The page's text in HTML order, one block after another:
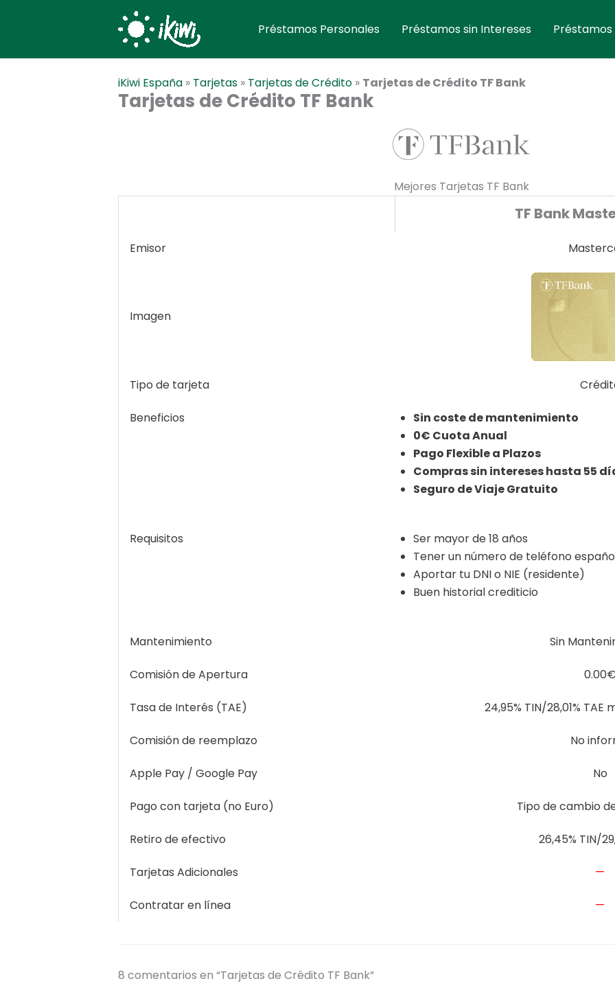
Préstamos Personales Préstamos sin Intereses Préstamos
iKiwi España » Tarjetas » Tarjetas de Crédito » Tarjetas de Crédito TF Bank
Tarjetas de Crédito TF Bank
Mejores Tarjetas TF Bank
TF Bank
Emisor
Imagen
Tipo de tarjeta
Beneficios
Sin coste de mantenimiento
0€ Cuota Anual
Pago Flexible a Plazos
Compras sin intereses hasta 55
Seguro de Viaje Gratuito
Requisitos
Ser mayor de 18 años
Tener un número de teléfono
Aportar tu DNI o NIE (residente)
Buen historial crediticio
Mantenimiento Sin
Comisión de Apertura 0.00€
Tasa de Interés (TAE) 24,95% TIN/28,01%
Comisión de reemplazo No
Apple Pay / Google Pay No
Pago con tarjeta (no Euro) Tipo de cambio
Retiro de efectivo 26,45% TIN/
Tarjetas Adicionales —
Contratar en línea —
8 comentarios en “Tarjetas de Crédito TF Bank”